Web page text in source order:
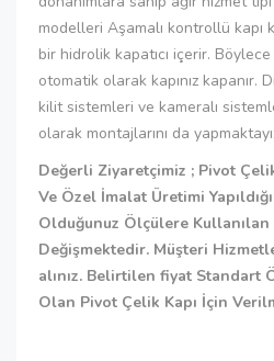
modelleri Aşamalı kontrollü kapı
bir hidrolik kapatıcı içerir.
otomatik olarak kapınız kapanır.
kilit sistemleri ve kameralı
olarak montajlarını da
Değerli Ziyaretçimiz ; Pivot
Ve Özel İmalat Üretimi
Olduğunuz Ölçülere
Değişmektedir. Müşteri
alınız. Belirtilen fiyat Standart
Olan Pivot Çelik Kapı İçin